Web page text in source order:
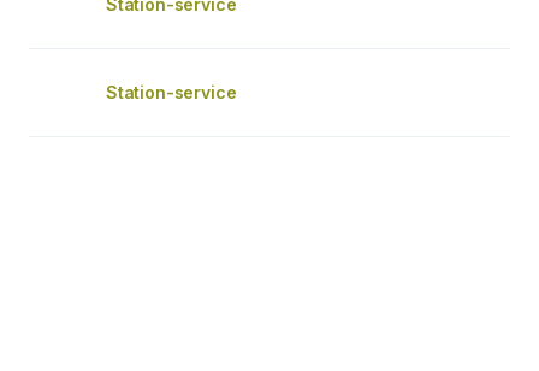
Station-service
Station-service